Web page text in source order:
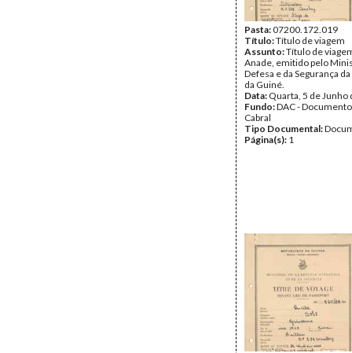
Pasta:07200.172.019
Título:Título de viagem
Assunto:Título de
Anade, emitido pelo
Defesa e da Segurança
da Guiné.
Data: Quarta, 5 de Junho
Fundo:DAC -
Cabral
Tipo Documental:
Página(s): 1